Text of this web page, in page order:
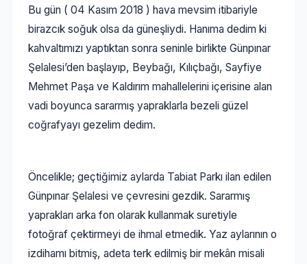
Bu gün ( 04 Kasım 2018 ) hava mevsim itibariyle
birazcık soğuk olsa da güneşliydi. Hanıma dedim ki
kahvaltımızı yaptıktan sonra seninle birlikte Günpınar
Şelalesi’den başlayıp, Beybağı, Kılıçbağı, Sayfiye
Mehmet Paşa ve Kaldırım mahallelerini içerisine alan
vadi boyunca sararmış yapraklarla bezeli güzel
coğrafyayı gezelim dedim.
Öncelikle; geçtiğimiz aylarda Tabiat Parkı ilan edilen
Günpınar Şelalesi ve çevresini gezdik. Sararmış
yaprakları arka fon olarak kullanmak suretiyle
fotoğraf çektirmeyi de ihmal etmedik. Yaz aylarının o
izdihamı bitmiş, adeta terk edilmiş bir mekân misali